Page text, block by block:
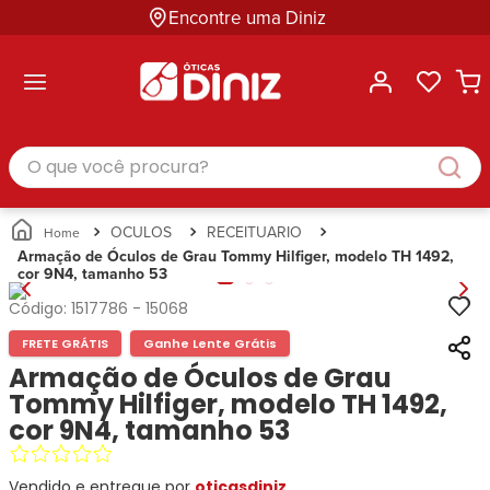
Encontre uma Diniz
Masculino
Feminino
Infantil
Unissex
Busque
Por
Marcas
Ana
Hickmann
Bulget
Miu-
Miu
Guess
Lacoste
Categorias
Masculino
Feminino
Infantil
Unissex
Busque
Por
Marcas
Ray-
Ban
Prada
Ana
Hickmann
Tecnol
Correntes
para
Óculos
Estojos
para
Óculos
Soluções
e
Cuidados
Busque
Ray-
Ban
Prada
Exchange
Tommy
Hilfiger
Ana
Hickmann
Guess
Speedo
Categoria
Armações
de Óculos
Óculos
de Sol
Corrente
para
Estojo
para
Óculos
Gênero
Masculino
Feminino
O que você procura?
OCULOS
RECEITUARIO
Armação de Óculos de Grau Tommy Hilfiger, modelo TH 1492,
cor 9N4, tamanho 53
Código: 1517786 - 15068
FRETE GRÁTIS Ganhe Lente Grátis
Armação de Óculos de Grau
Tommy Hilfiger, modelo TH 1492,
cor 9N4, tamanho 53